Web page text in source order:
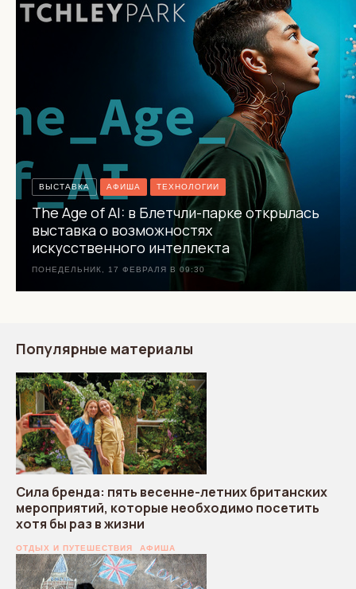
ВЫСТАВКА АФИША ТЕХНОЛОГИИ
The Age of AI: в Блетчли-парке открылась
выставка о возможностях
искусственного интеллекта
ПОНЕДЕЛЬНИК, 17 ФЕВРАЛЯ В 09:30
Популярные материалы
Сила бренда: пять весенне-летних британских
мероприятий, которые необходимо посетить
хотя бы раз в жизни
ОТДЫХ И ПУТЕШЕСТВИЯ АФИША